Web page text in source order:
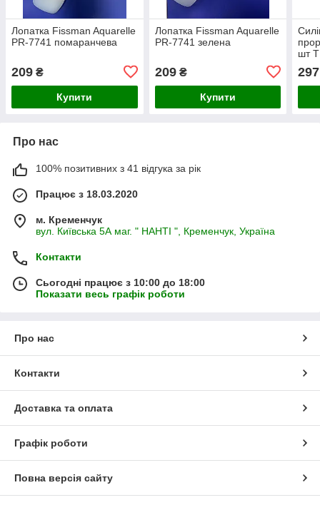
Лопатка Fissman Aquarelle
PR-7741 помаранчева
209 ₴
Купити
Лопатка Fissman Aquarelle
PR-7741 зелена
209₴
Купити
шт
297
Про нас
100% позитивних з 41 відгука за рік
Працює з 18.03.2020
м. Кременчук
вул. Київська 5А маг. " НАНТІ ", Кременчук, Україна
Контакти
Сьогодні працює з 10:00 до 18:00
Показати весь графік роботи
Про нас
Контакти
Доставка та оплата
Графік роботи
Повна версія сайту